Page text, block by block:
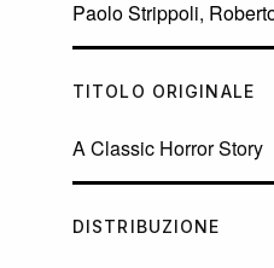
Paolo Strippoli,
TITOLO ORIGINALE
A Classic Horror Story
DISTRIBUZIONE